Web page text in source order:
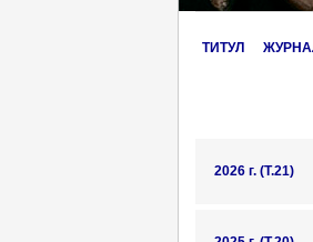
ТИТУЛ
2026 г. (Т.21)